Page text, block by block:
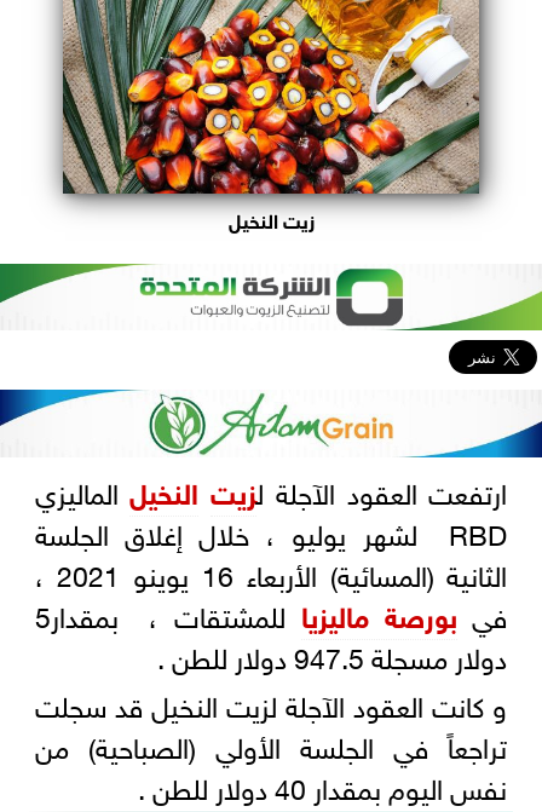
زيت النخيل
ارتفعت العقود الآجلة لزيت النخيلالماليزي
RBD لشهر يوليو ، خلال إغلاق الجلسة
الثانية (المسائية) الأربعاء 16 يوينو 2021 ،
في بورصة ماليزيا
للمشتقات ، بمقدار5
دولار مسجلة 947.5 دولار للطن .
و كانت العقود الآجلة لزيت النخيل قد سجلت
تراجعاً في الجلسة الأولي (الصباحية) من
نفس اليوم بمقدار 40 دولار للطن .